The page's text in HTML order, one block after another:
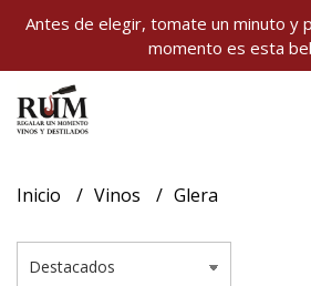
Antes de elegir, tomate un minuto y
momento es esta
Inicio Vinos Glera